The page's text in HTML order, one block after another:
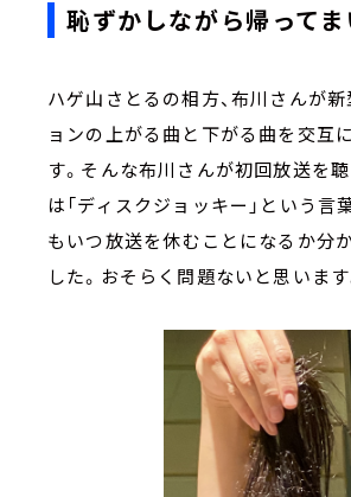
恥ずかしながら帰って
ハゲ山さとるの相方、布川さんが
ョンの上がる曲と下がる曲を交互
す。そんな布川さんが初回放送を
は「ディスクジョッキー」という
もいつ放送を休むことになるか分
した。おそらく問題ないと思います